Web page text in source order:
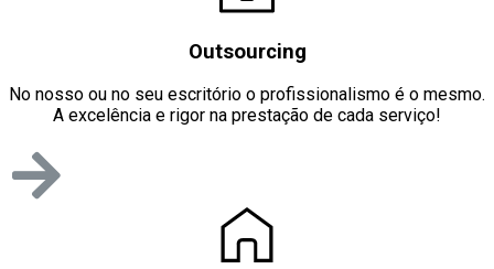
Outsourcing
No nosso ou no seu escritório o profissionalismo é o mesmo.
A excelência e rigor na prestação de cada serviço!